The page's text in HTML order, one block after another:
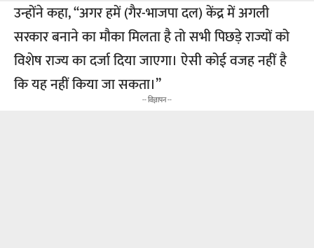
उन्होंने कहा, ‘‘अगर हमें (गैर-भाजपा दल) केंद्र में अगली
सरकार बनाने का मौका मिलता है तो सभी पिछड़े राज्यों को
विशेष राज्य का दर्जा दिया जाएगा। ऐसी कोई वजह नहीं है
कि यह नहीं किया जा सकता।’’
-- विज्ञापन --